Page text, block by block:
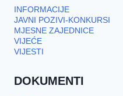
INFORMACIJE
JAVNI POZIVI-KONKURSI
MJESNE ZAJEDNICE
VIJEĆE
VIJESTI
DOKUMENTI